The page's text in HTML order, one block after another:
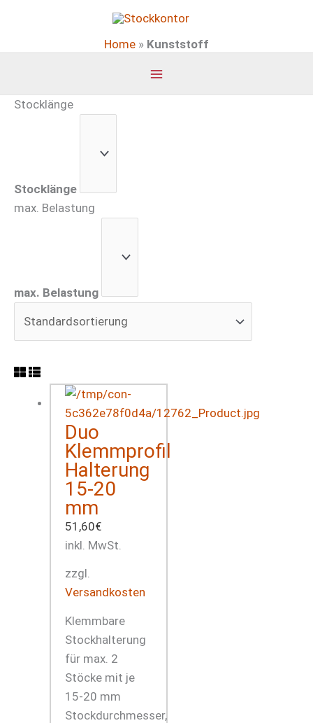
Home » Kunststoff
Stocklänge
Stocklänge
max. Belastung
max. Belastung
Duo
Klemmprofil
Halterung
15-20
mm
51,60€
inkl. MwSt.
zzgl.
Versandkosten
Klemmbare
Stockhalterung
für max. 2
Stöcke mit je
15-20 mm
Stockdurchmesser,